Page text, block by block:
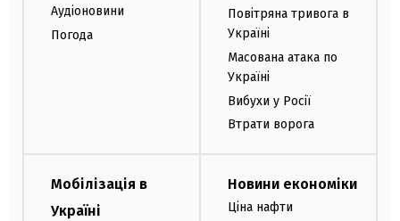
Аудіоновини
Погода
Повітряна тривога в
Україні
Масована атака по
Україні
Вибухи у Росії
Втрати ворога
Мобілізація в
Україні
Новини економіки
Ціна нафти